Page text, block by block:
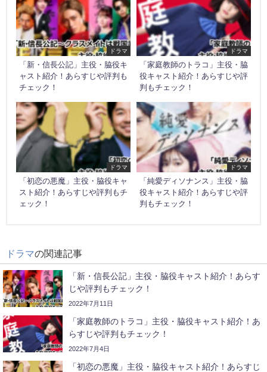
ドラマ
「新・信長公記」主役・脇役キ
ャスト紹介！あらすじや評判も
チェック！
ドラマ
「家庭教師のトラコ」主役・脇
役キャスト紹介！あらすじや評
判もチェック！
ドラマ
「初恋の悪魔」主役・脇役キャ
スト紹介！あらすじや評判もチ
ェック！
ドラマ
「純愛ディソナンス」主役・脇
役キャスト紹介！あらすじや評
判もチェック！
ドラマの関連記事
「新・信長公記」主役・脇役キャスト紹介！あらす
じや評判もチェック！
2022年7月11日
「家庭教師のトラコ」主役・脇役キャスト紹介！あ
らすじや評判もチェック！
2022年7月4日
「初恋の悪魔」主役・脇役キャスト紹介！あらすじ